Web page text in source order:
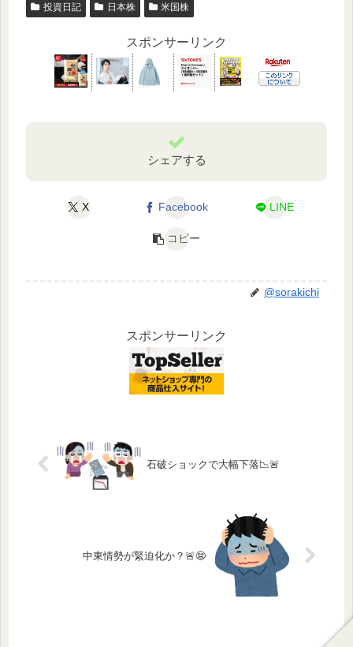
投資日記 日本株 米国株
スポンサーリンク
シェアする
X Facebook LINE
コピー
@sorakichi
スポンサーリンク
石破ショックで大幅下落📉🚨
中東情勢が緊迫化か？🚨😨